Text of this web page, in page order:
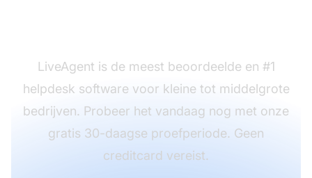
LiveAgent is de meest beoordeelde en #1
helpdesk software voor kleine tot middelgrote
bedrijven. Probeer het vandaag nog met onze
gratis 30-daagse proefperiode. Geen
creditcard vereist.